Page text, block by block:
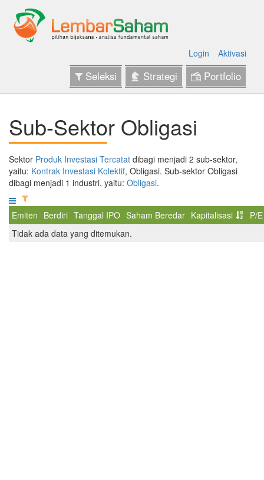
Login Aktivasi
Seleksi Strategi Portfolio
Sub-Sektor Obligasi
Sektor Produk Investasi Tercatat dibagi menjadi 2 sub-sektor,
yaitu: Kontrak Investasi Kolektif, Obligasi. Sub-sektor Obligasi
dibagi menjadi 1 industri, yaitu: Obligasi.
Emiten Berdiri Tanggal IPO Saham Beredar Kapitalisasi
P/E
Tidak ada data yang ditemukan.